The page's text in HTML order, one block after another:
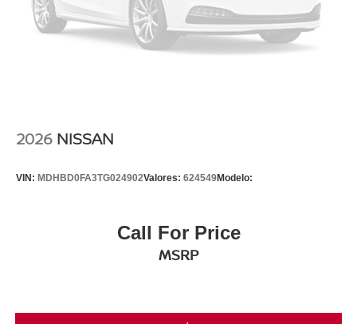
2026 NISSAN
VIN: MDHBD0FA3TG024902Valores: 624549Modelo:
Call For Price
MSRP